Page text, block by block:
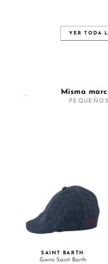
VER TODA
Misma
SAINT BARTH
Gorro Saint Barth